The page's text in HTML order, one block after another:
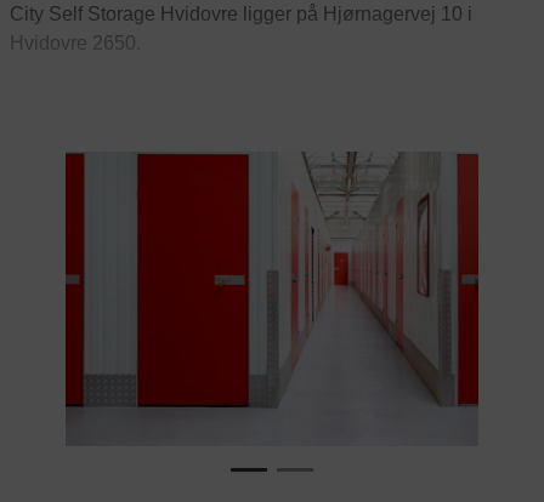
City Self Storage Hvidovre ligger på Hjørnagervej 10 i
Hvidovre 2650.